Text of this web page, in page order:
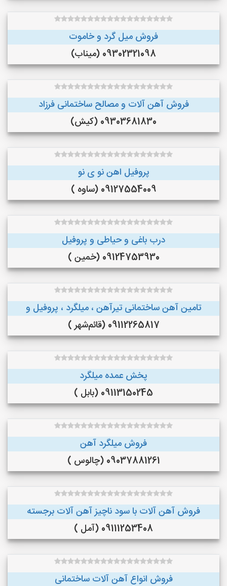
فروش میل گرد و خاموت
09302321098 (میناب)
فروش آهن آلات و مصالح ساختمانی فرزاد
09303681830 (کیش)
پروفیل اهن نو ی نو
09127554009 (ساوه )
درب باغی و حیاطی و پروفیل
09124753930 (خمین )
تامین آهن ساختمانی تیرآهن ، میلگرد ، پروفیل و
09112265817 (قائم‌شهر )
پخش عمده میلگرد
09113150245 (بابل )
فروش میلگرد آهن
09037881261 (چالوس )
فروش آهن آلات با سود ناچیز آهن آلات برجسته
09111253408 (آمل )
فروش انواع آهن آلات ساختمانی